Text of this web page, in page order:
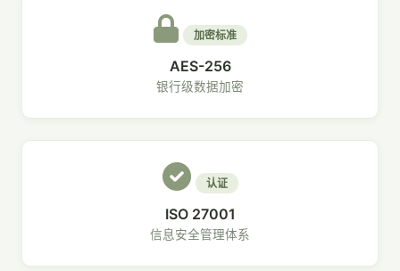
加密标准
AES-256
银行级数据加密
认证
ISO 27001
信息安全管理体系